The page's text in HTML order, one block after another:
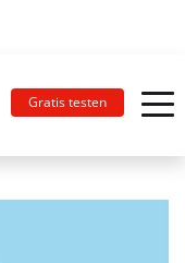
Gratis testen